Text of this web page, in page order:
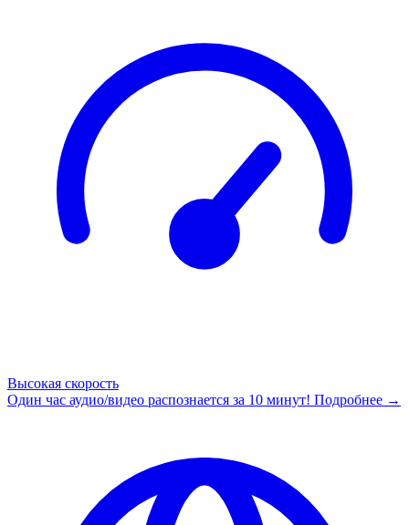
Высокая скорость
Один час аудио/видео распознается за 10 минут! Подробнее →